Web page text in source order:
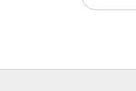
4:31